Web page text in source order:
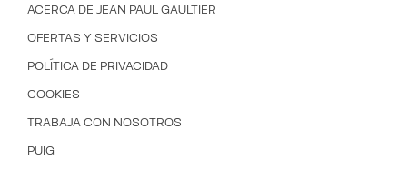
ACERCA DE JEAN PAUL GAULTIER
OFERTAS Y SERVICIOS
POLÍTICA DE PRIVACIDAD
COOKIES
TRABAJA CON NOSOTROS
PUIG